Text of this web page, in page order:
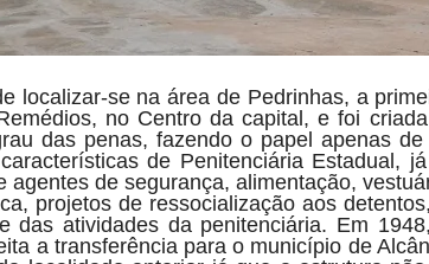
localizar-se na área de Pedrinhas, a
no Centro da capital, e foi
das penas, fazendo o papel apenas
de Penitenciária Estadual,
agentes de segurança, alimentação,
projetos de ressocialização aos
das atividades da penitenciária. Em
a transferência para o município de